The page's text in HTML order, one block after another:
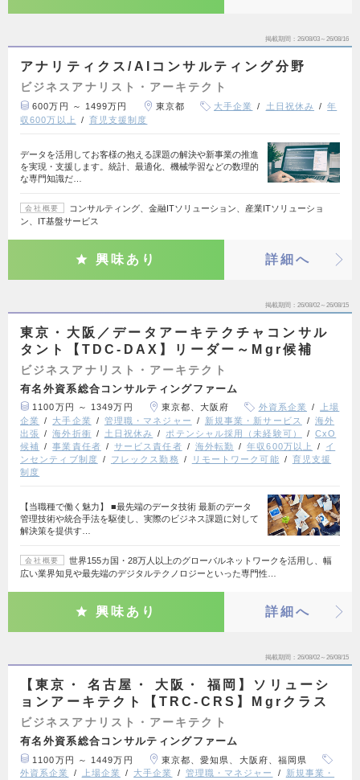
掲載期間 26/08/03～26/08/16
アナリティクス/AIコンサルティング分野
ビジネスアナリスト・アーキテクト
600万円 ～ 1499万円 東京都 大手企業 土日祝休み
年
収600万以上
育児支援制度
データを活用してお客様の抱える課題の解決や新事業の推進
を実現・支援します。統計、最適化、機械学習などの数理的
な専門知識だ…
会社概要
コンサルティング、金融ITソリューション、産業ITソリューショ
ン、IT基盤サービス
興味あり 詳細へ
掲載期間 26/08/02～26/08/15
東京・大阪／データアーキテクチャコンサル
タント【TDC-DAX】リーダー～Mgr候補
ビジネスアナリスト・アーキテクト
有名外資系総合コンサルティングファーム
1100万円 ～ 1349万円 東京都、大阪府 外資系企業
上場
企業
大手企業 管理職・マネジャー 新規事業・新サービス
海外
出張
海外折衝 土日祝休み ポテンシャル採用（未経験可）
CxO
候補
事業責任者 サービス責任者 海外転勤 年収600万以上
イ
ンセンティブ制度
フレックス勤務 リモートワーク可能
育児支援
制度
【当職種で働く魅力】 ■最先端のデータ技術 最新のデータ
管理技術や統合手法を駆使し、実際のビジネス課題に対して
解決策を提供す…
会社概要
世界155カ国・28万人以上のグローバルネットワークを活用し、幅
広い業界知見や最先端のデジタルテクノロジーといった専門性…
興味あり 詳細へ
掲載期間 26/08/02～26/08/15
【東京・ 名古屋・ 大阪・ 福岡】ソリューシ
ョンアーキテクト【TRC-CRS】Mgrクラス
ビジネスアナリスト・アーキテクト
有名外資系総合コンサルティングファーム
1100万円 ～ 1449万円
東京都、愛知県、大阪府、福岡県
外資系企業
上場企業 大手企業 管理職・マネジャー
新規事業・